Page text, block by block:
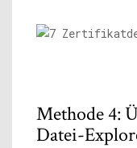
Methode 4:
Datei-